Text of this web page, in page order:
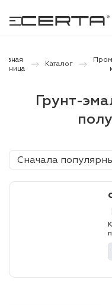
бетону,
Каталог
Грунт-
Сначала